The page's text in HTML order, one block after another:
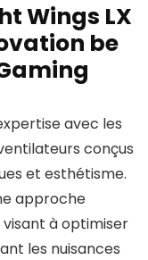
Wings LX
be
avec les
conçus
et esthétisme.
approche
visant à optimiser
les nuisances